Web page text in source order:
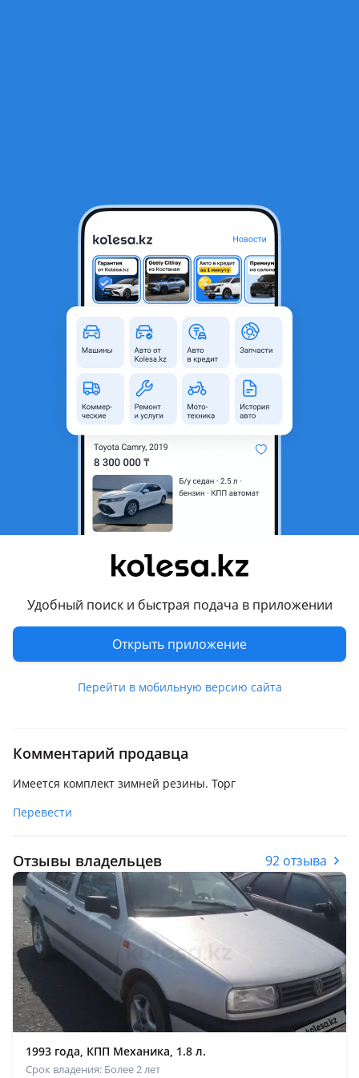
Удобный поиск и быстрая подача в приложении
Открыть приложение
Перейти в мобильную версию сайта
Volkswagen Vento 1995 года
Объявление находится в архиве и может быть
Караганда, Карагандинская
1992 - 1998 1 поколение
Седан
Объем двигателя, л
Пробег
Механика
Руль
Слева
Цвет
Растаможен в Казахстане
Да
Комментарий продавца
Имеется комплект зимней резины. Торг
Перевести
Отзывы владельцев 92 отзыва
1993 года, КПП Механика, 1.8 л.
Срок владения: Более 2 лет